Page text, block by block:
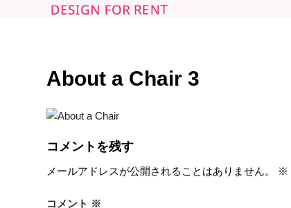
About a Chair 3
コメントを残す
メールアドレスが公開されることはありません。 ※
コメント ※